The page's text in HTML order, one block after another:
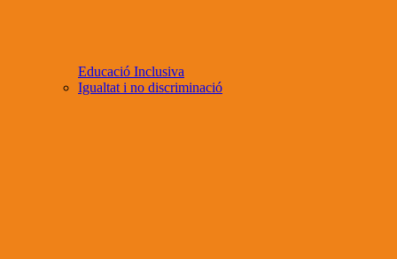
Educació Inclusiva
Igualtat i no discriminació